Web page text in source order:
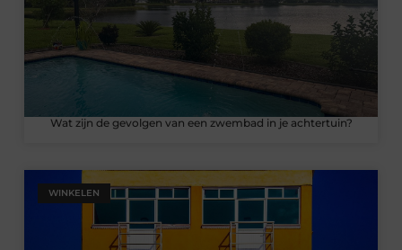
Wat zijn de gevolgen van een zwembad in je achtertuin?
WINKELEN